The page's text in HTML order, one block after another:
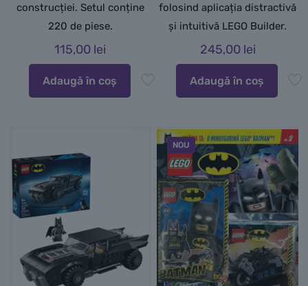
construcției. Setul conține
220 de piese.
115,00 lei
Adaugă în coș
folosind aplicația distractivă
și intuitivă LEGO Builder.
245,00 lei
Adaugă în coș
NOU